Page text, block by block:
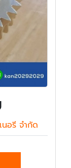
นอรี จำกัด